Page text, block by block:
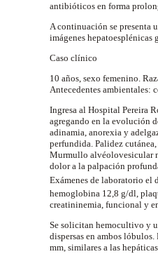
antibióticos en forma
A continuación se presenta
imágenes hepatoesplénicas
Caso clínico
10 años, sexo femenino.
Antecedentes ambientales:
Ingresa al Hospital Pereira
agregando en la evolución
adinamia, anorexia y
perfundida. Palidez
Murmullo alvéolovesicular
dolor a la palpación
Exámenes de laboratorio el
hemoglobina 12,8 g/dl,
creatininemia, funcional y
Se solicitan hemocultivo y
dispersas en ambos
mm, similares a las